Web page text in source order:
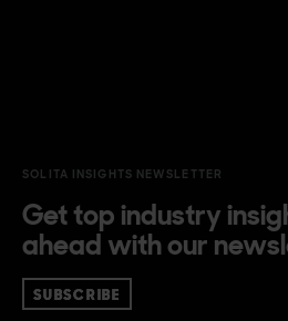
SOLITA INSIGHTS NEWSLETTER
Get top industry
ahead with our
SUBSCRIBE